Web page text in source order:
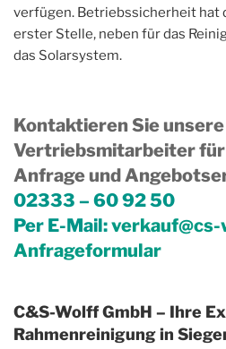
verfügen. Betriebssicherheit hat
erster Stelle, neben für das
das Solarsystem.
Kontaktieren Sie unsere
Vertriebsmitarbeiter
Anfrage und
02333 – 60 92 50
Per E-Mail:
Anfrageformular
C&S-Wolff GmbH – Ihre
Rahmenreinigung in